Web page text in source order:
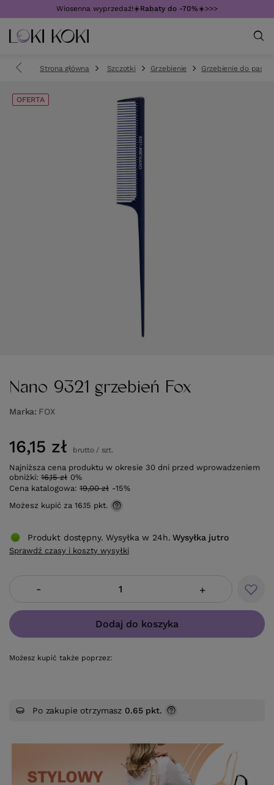
Wiosenna wyprzedaż!☀️Rabaty do -70%☀️>>>
Strona główna Szczotki Grzebienie Grzebienie do
OFERTA
Nano 9321 grzebień Fox
Marka FOX
16,15 zł brutto/ szt.
Najniższa cena produktu w okresie 30 dni przed wprowadzeniem
obniżki: 16,15 zł 0%
Cena katalogowa: 19,00 zł -15%
Możesz kupić za 16.15 pkt.
- +
Dodaj do koszyka
Możesz kupić także poprzez:
Produkt dostępny. Wysyłka w 24h. Wysyłka jutro
Sprawdź czasy i koszty wysyłki
Po zakupie otrzymasz 0.65 pkt.